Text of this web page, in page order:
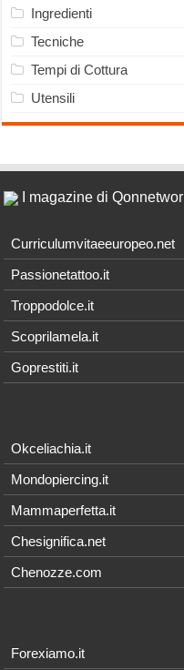
Ingredienti
Tecniche
Tempi di Cottura
Utensili
I magazine di
Curriculumvitaeeuropeo.net
Passionetattoo.it
Troppodolce.it
Scoprilamela.it
Goprestiti.it
Okceliachia.it
Mondopiercing.it
Mammaperfetta.it
Chesignifica.net
Chenozze.com
Forexiamo.it